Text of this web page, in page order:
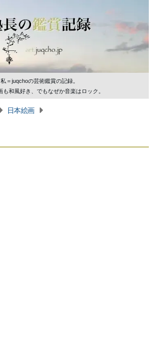
私＝juqchoの芸術鑑賞の記録。
も和風好き、でもなぜか音楽はロック。
日本絵画